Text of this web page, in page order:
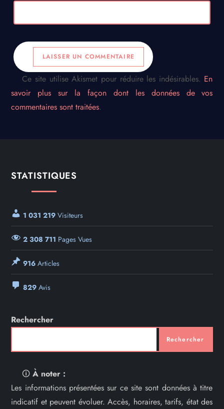
Ce site utilise Akismet pour réduire les indésirables. En
savoir plus sur la façon dont les données de vos
commentaires sont traitées.
STATISTIQUES
1 031 219 Visiteurs
2 308 711 Pages Vues
916 Articles
829 Avis
Rechercher
Rechercher
🛈À noter :
Les informations présentées sur ce site sont données à titre
indicatif et peuvent évoluer. Accès, horaires, tarifs, état des